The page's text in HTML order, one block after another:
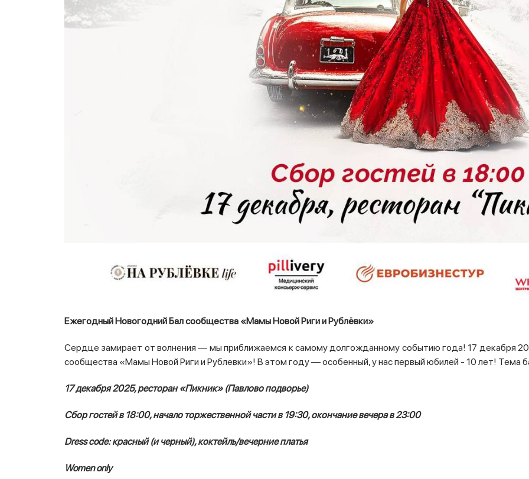
Ежегодный Новогодний Бал сообщества «Мамы Новой Риги и Рублёвки»
Сердце замирает от волнения — мы приближаемся к самому долгожданному событию года! 17 декабря
сообщества «Мамы Новой Риги и Рублевки»! В этом году — особенный, у нас первый юбилей - 10 лет! Тема
17 декабря 2025, ресторан «Пикник» (Павлово подворье)
Сбор гостей в 18:00, начало торжественной части в 19:30, окончание вечера в 23:00
Dress code: красный (и черный), коктейль/вечерние платья
Women only